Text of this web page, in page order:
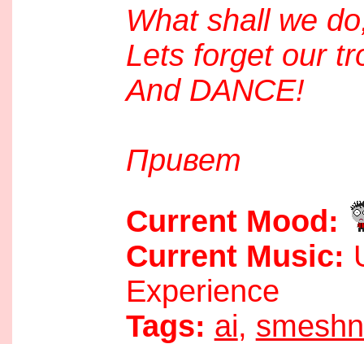
What shall we
Lets forget our
And DANCE!
Привет
Current Mood:
Current Music:
Experience
Tags: ai,